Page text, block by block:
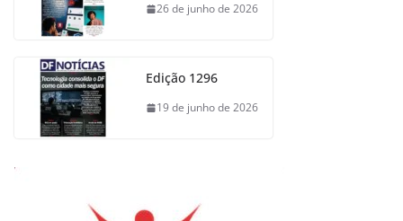
26 de junho de 2026
Edição 1296
19 de junho de 2026